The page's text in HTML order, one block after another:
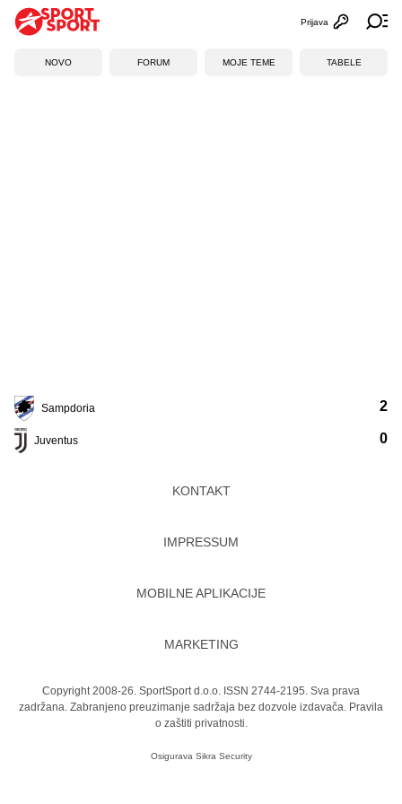
Otvori
Prijava
NOVO FORUM MOJE TEME TABELE
Sampdoria
Juventus
2
0
KONTAKT
IMPRESSUM
MOBILNE APLIKACIJE
MARKETING
Copyright 2008-26. SportSport d.o.o. ISSN 2744-2195. Sva prava
zadržana. Zabranjeno preuzimanje sadržaja bez dozvole izdavača. Pravila
o zaštiti privatnosti.
Osigurava Sikra Security